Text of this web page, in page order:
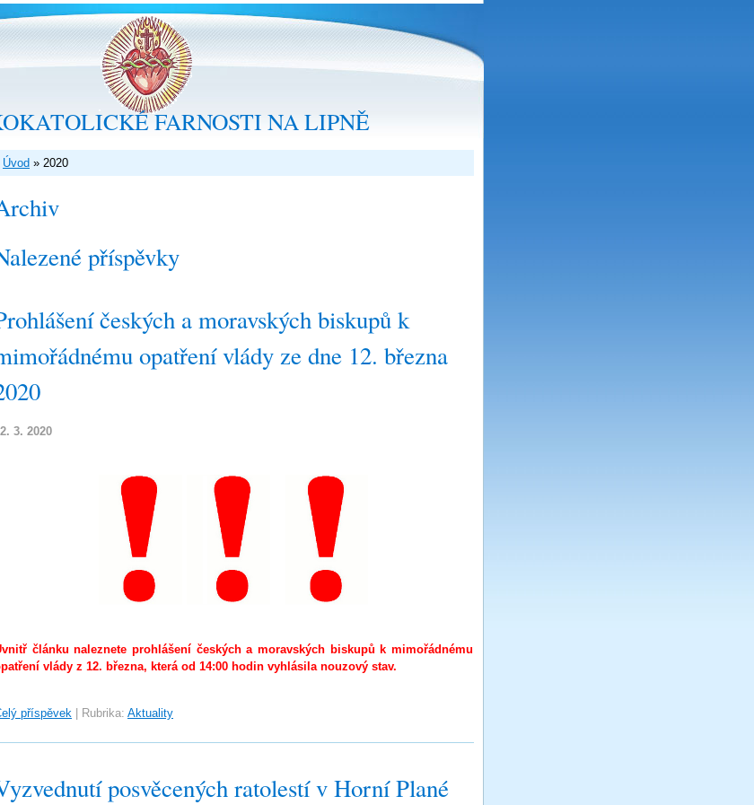
FARNOSTI NA LIPNĚ
Úvod » 2020
příspěvky
českých a moravských biskupů k
opatření vlády ze dne 12. března
3. 2020
článku naleznete prohlášení českých a moravských biskupů k mimořádnému
vlády z 12. března, která od 14:00 hodin vyhlásila nouzový stav.
příspěvek Rubrika: Aktuality
posvěcených ratolestí v Horní Plané